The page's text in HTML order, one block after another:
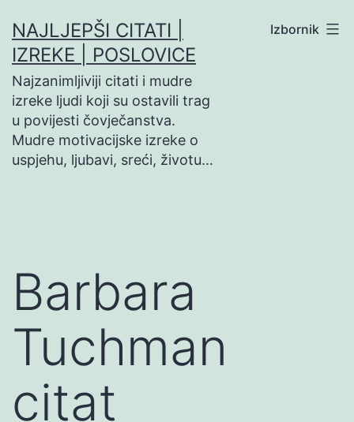
na
sadržaj
NAJLJEPŠI CITATI |
IZREKE | POSLOVICE
Najzanimljiviji citati i mudre
izreke ljudi koji su ostavili trag
u povijesti čovječanstva.
Mudre motivacijske izreke o
uspjehu, ljubavi, sreći, životu…
Izbornik
Barbara
Tuchman
citat